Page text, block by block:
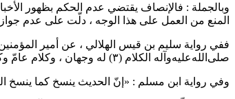
وبالجملة : فالإنصاف يقتضي عدم الحكم بظهور
المنع من العمل على هذا الوجه ، دلّت على عدم
ففي رواية سليم بن قيس الهلالي ، عن أمير
صلى‌الله‌عليه‌وآله الكلام (٣) له وجهان ، وكلام عامّ
وفي رواية ابن مسلم : «إنّ الحديث ينسخ كما ينسخ